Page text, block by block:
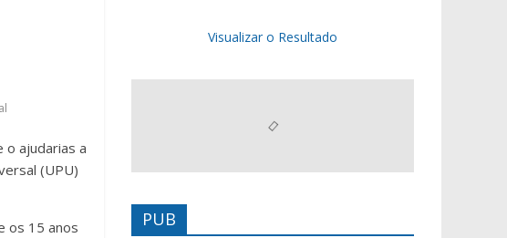
o ajudarias a
(UPU)
os 15 anos
Visualizar o Resultado
PUB